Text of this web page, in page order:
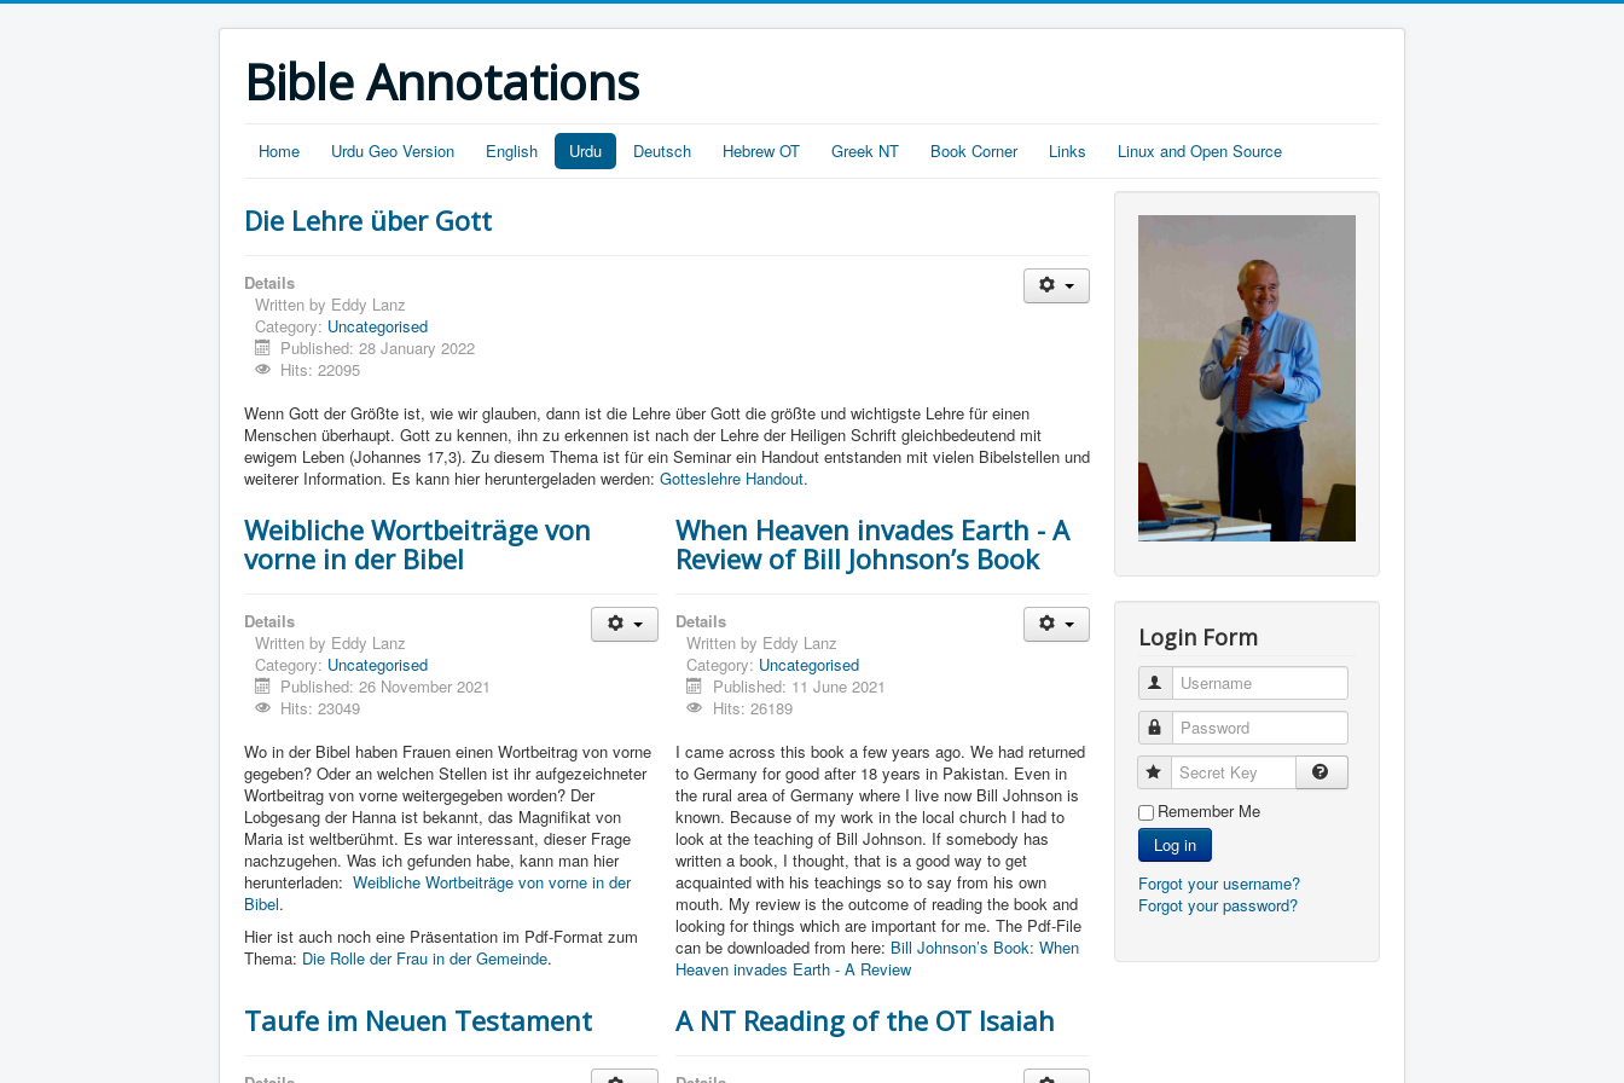
Bible Annotations
Home Urdu Geo Version English Urdu Deutsch Hebrew OT Greek NT Book Corner Links Linux and Open Source
Die Lehre über Gott
Details
Written by Eddy Lanz
Category: Uncategorised
Published: 28 January 2022
Hits: 22095
Wenn Gott der Größte ist, wie wir glauben, dann ist die Lehre über Gott die größte und wichtigste Lehre für einen
Menschen überhaupt. Gott zu kennen, ihn zu erkennen ist nach der Lehre der Heiligen Schrift gleichbedeutend mit
ewigem Leben (Johannes 17,3). Zu diesem Thema ist für ein Seminar ein Handout entstanden mit vielen Bibelstellen und
weiterer Information. Es kann hier heruntergeladen werden: Gotteslehre Handout.
Weibliche Wortbeiträge von
vorne in der Bibel
Details
Written by Eddy Lanz
Category: Uncategorised
Published: 26 November 2021
Hits: 23049
Wo in der Bibel haben Frauen einen Wortbeitrag von vorne
gegeben? Oder an welchen Stellen ist ihr aufgezeichneter
Wortbeitrag von vorne weitergegeben worden? Der
Lobgesang der Hanna ist bekannt, das Magnifikat von
Maria ist weltberühmt. Es war interessant, dieser Frage
nachzugehen. Was ich gefunden habe, kann man hier
herunterladen: Weibliche Wortbeiträge von vorne in der
Bibel.
Hier ist auch noch eine Präsentation im Pdf-Format zum
Thema: Die Rolle der Frau in der Gemeinde.
When Heaven invades Earth - A
Review of Bill Johnson’s Book
Details
Written by Eddy Lanz
Category: Uncategorised
Published: 11 June 2021
Hits: 26189
I came across this book a few years ago. We had returned
to Germany for good after 18 years in Pakistan. Even in
the rural area of Germany where I live now Bill Johnson is
known. Because of my work in the local church I had to
look at the teaching of Bill Johnson. If somebody has
written a book, I thought, that is a good way to get
acquainted with his teachings so to say from his own
mouth. My review is the outcome of reading the book and
looking for things which are important for me. The Pdf-File
can be downloaded from here: Bill Johnson’s Book: When
Heaven invades Earth - A Review
Taufe im Neuen Testament A NT Reading of the OT Isaiah
Login Form
Username
Password
Secret Key
Remember Me
Log in
Forgot your username?
Forgot your password?